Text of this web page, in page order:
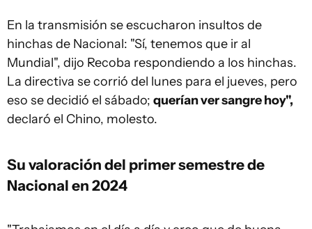
En la transmisión se escucharon insultos de
hinchas de Nacional: "Sí, tenemos que ir al
Mundial", dijo Recoba respondiendo a los hinchas.
La directiva se corrió del lunes para el jueves, pero
eso se decidió el sábado; querían ver sangre hoy",
declaró el Chino, molesto.
Su valoración del primer semestre de
Nacional en 2024